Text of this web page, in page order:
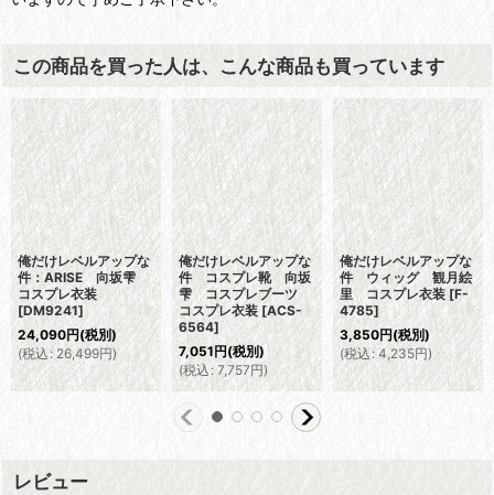
この商品を買った人は、こんな商品も買っています
俺だけレベルアップな
件：ARISE 向坂雫
コスプレ衣装
[DM9241]
24,090円(税別)
(税込 : 26,499円)
俺だけレベルアップな
件 コスプレ靴 向坂
雫 コスプレブーツ
コスプレ衣装 [ACS-
6564]
7,051円(税別)
(税込: 7,757円)
俺だけレベルアップな
件 ウィッグ 観月絵
里 コスプレ衣装 [F-
4785]
3,850円(税別)
(税込: 4,235円)
レビュー